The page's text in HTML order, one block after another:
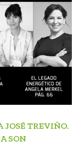
JOSÉ TREVIÑO.
SON